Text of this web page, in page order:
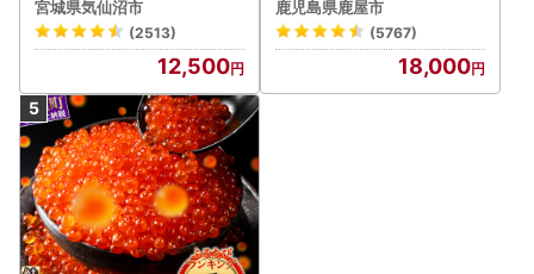
宮城県気仙沼市
(2513)
12,500
うなぎ 鰻 魚 惣菜 総菜
鹿児島県鹿屋市
(5767)
18,000